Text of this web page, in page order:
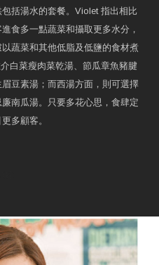
括湯水的套餐。Violet 指出相比
食多一點蔬菜和攝取更多水分，
蔬菜和其他低脂及低鹽的食材煮
白菜瘦肉菜乾湯、節瓜章魚豬腱
豆素湯；而西湯方面，則可選擇
南瓜湯。只要多花心思，食肆定
多顧客。